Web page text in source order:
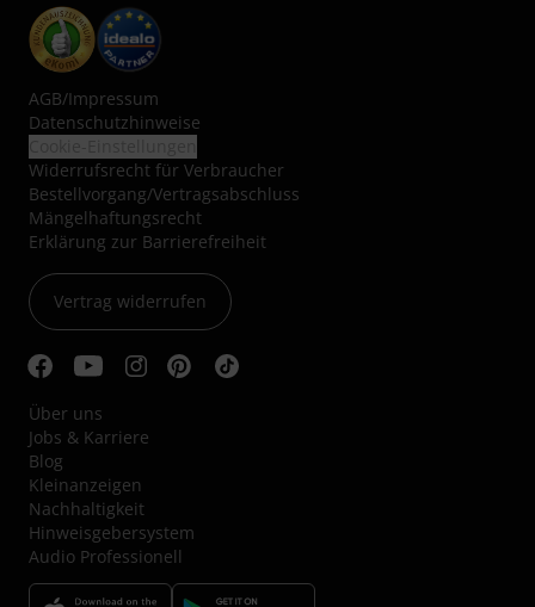
AGB/Impressum
Datenschutzhinweise
Widerrufsrecht für Verbraucher
Bestellvorgang/Vertragsabschluss
Mängelhaftungsrecht
Erklärung zur Barrierefreiheit
Vertrag widerrufen
Über uns
Jobs & Karriere
Blog
Kleinanzeigen
Nachhaltigkeit
Hinweisgebersystem
Audio Professionell